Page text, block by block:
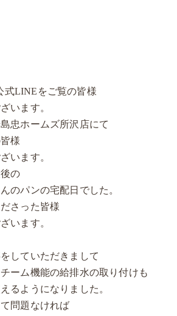
式LINEをご覧の皆様
います。
忠ホームズ所沢店にて
様
います。
の
のパンの宅配日でした。
さった皆様
います。
していただきまして
ーム機能の給排水の取り付けも
るようになりました。
問題なければ